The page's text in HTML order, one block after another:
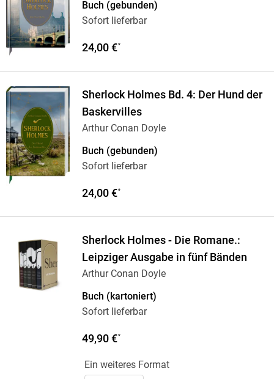
Buch (gebunden)
Sofort lieferbar
24,00 €*
Sherlock Holmes Bd. 4: Der Hund der
Baskervilles
Arthur Conan Doyle
Buch (gebunden)
Sofort lieferbar
24,00 €*
Sherlock Holmes - Die Romane.:
Leipziger Ausgabe in fünf Bänden
Arthur Conan Doyle
Buch (kartoniert)
Sofort lieferbar
49,90 €*
Ein weiteres Format